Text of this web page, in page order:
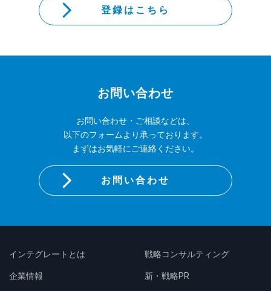
登録はこちら
お問い合わせ
お問い合わせ・ご相談などは、
以下のフォームより承っております。
まずはお気軽にご連絡ください。
お問い合わせ
インテグレートとは
企業情報
戦略コンサルティング
新・戦略PR